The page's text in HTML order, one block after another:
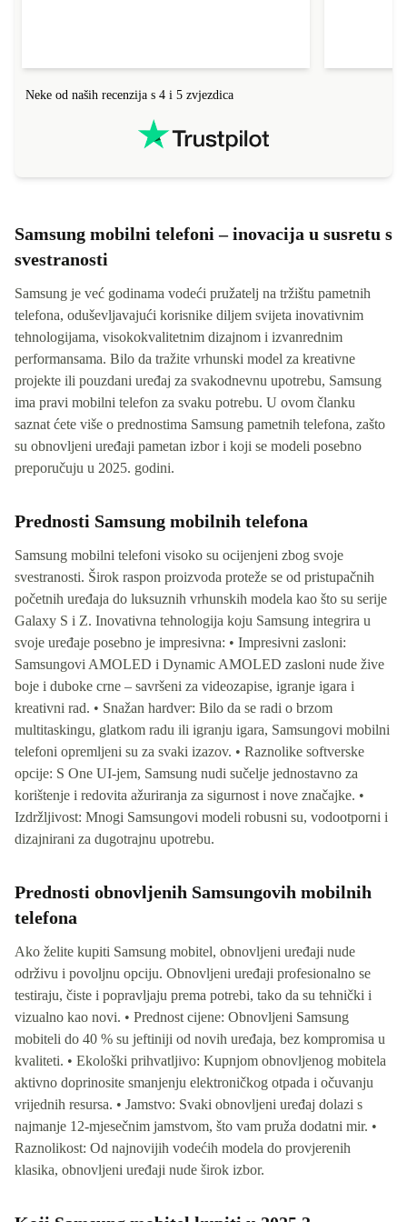
Neke od naših recenzija s 4 i 5 zvjezdica
Samsung mobilni telefoni – inovacija u susretu s
svestranosti
Samsung je već godinama vodeći pružatelj na tržištu pametnih
telefona, oduševljavajući korisnike diljem svijeta inovativnim
tehnologijama, visokokvalitetnim dizajnom i izvanrednim
performansama. Bilo da tražite vrhunski model za kreativne
projekte ili pouzdani uređaj za svakodnevnu upotrebu, Samsung
ima pravi mobilni telefon za svaku potrebu. U ovom članku
saznat ćete više o prednostima Samsung pametnih telefona, zašto
su obnovljeni uređaji pametan izbor i koji se modeli posebno
preporučuju u 2025. godini.
Prednosti Samsung mobilnih telefona
Samsung mobilni telefoni visoko su ocijenjeni zbog svoje
svestranosti. Širok raspon proizvoda proteže se od pristupačnih
početnih uređaja do luksuznih vrhunskih modela kao što su serije
Galaxy S i Z. Inovativna tehnologija koju Samsung integrira u
svoje uređaje posebno je impresivna: • Impresivni zasloni:
Samsungovi AMOLED i Dynamic AMOLED zasloni nude žive
boje i duboke crne – savršeni za videozapise, igranje igara i
kreativni rad. • Snažan hardver: Bilo da se radi o brzom
multitaskingu, glatkom radu ili igranju igara, Samsungovi mobilni
telefoni opremljeni su za svaki izazov. • Raznolike softverske
opcije: S One UI-jem, Samsung nudi sučelje jednostavno za
korištenje i redovita ažuriranja za sigurnost i nove značajke. •
Izdržljivost: Mnogi Samsungovi modeli robusni su, vodootporni i
dizajnirani za dugotrajnu upotrebu.
Prednosti obnovljenih Samsungovih mobilnih
telefona
Ako želite kupiti Samsung mobitel, obnovljeni uređaji nude
održivu i povoljnu opciju. Obnovljeni uređaji profesionalno se
testiraju, čiste i popravljaju prema potrebi, tako da su tehnički i
vizualno kao novi. • Prednost cijene: Obnovljeni Samsung
mobiteli do 40 % su jeftiniji od novih uređaja, bez kompromisa u
kvaliteti. • Ekološki prihvatljivo: Kupnjom obnovljenog mobitela
aktivno doprinosite smanjenju elektroničkog otpada i očuvanju
vrijednih resursa. • Jamstvo: Svaki obnovljeni uređaj dolazi s
najmanje 12-mjesečnim jamstvom, što vam pruža dodatni mir. •
Raznolikost: Od najnovijih vodećih modela do provjerenih
klasika, obnovljeni uređaji nude širok izbor.